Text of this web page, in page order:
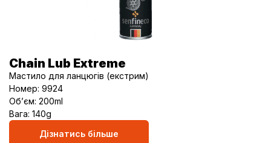
Chain Lub Extreme
Мастило для ланцюгів (екстрим)
Номер: 9924
Об’єм: 200ml
Вага: 140g
Дізнатись більше